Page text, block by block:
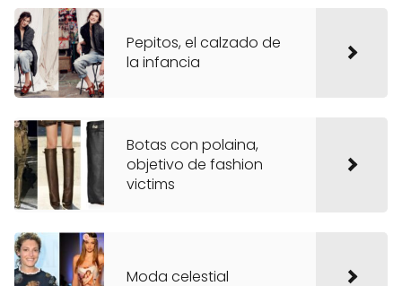
Pepitos, el calzado de
la infancia
Botas con polaina,
objetivo de fashion
victims
Moda celestial